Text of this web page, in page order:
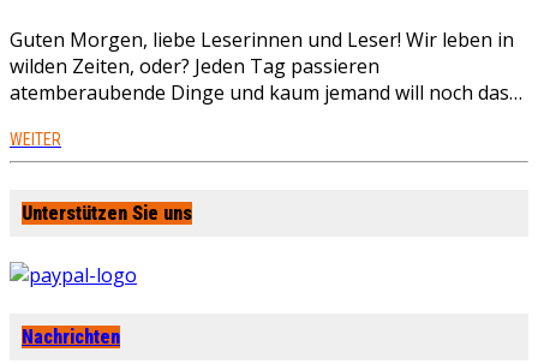
Guten Morgen, liebe Leserinnen und Leser! Wir leben in
wilden Zeiten, oder? Jeden Tag passieren
atemberaubende Dinge und kaum jemand will noch das…
WEITER
Unterstützen Sie uns
Nachrichten